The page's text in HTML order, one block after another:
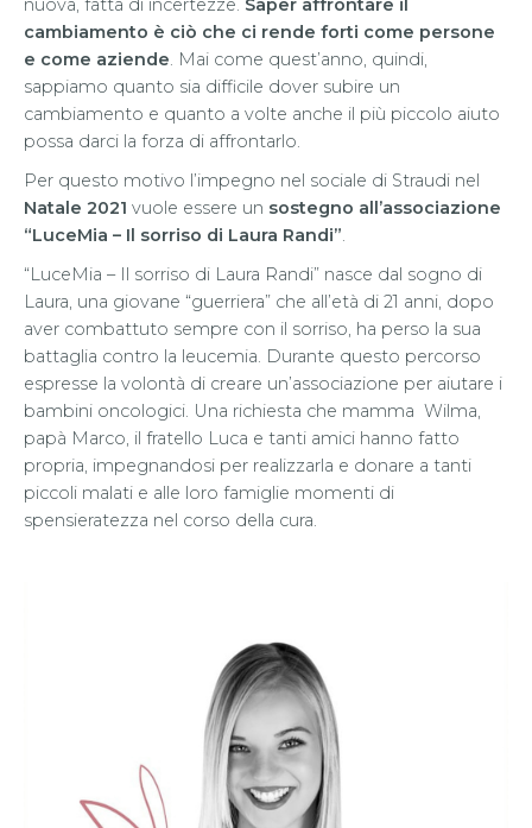
nuova, fatta di incertezze. Saper affrontare il
cambiamento è ciò che ci rende forti come persone
e come aziende. Mai come quest’anno, quindi,
sappiamo quanto sia difficile dover subire un
cambiamento e quanto a volte anche il più piccolo aiuto
possa darci la forza di affrontarlo.
Per questo motivo l’impegno nel sociale di Straudi nel
Natale 2021 vuole essere un sostegno all’associazione
“LuceMia – Il sorriso di Laura Randi”.
“LuceMia – Il sorriso di Laura Randi” nasce dal sogno di
Laura, una giovane “guerriera” che all’età di 21 anni, dopo
aver combattuto sempre con il sorriso, ha perso la sua
battaglia contro la leucemia. Durante questo percorso
espresse la volontà di creare un’associazione per aiutare i
bambini oncologici. Una richiesta che mamma Wilma,
papà Marco, il fratello Luca e tanti amici hanno fatto
propria, impegnandosi per realizzarla e donare a tanti
piccoli malati e alle loro famiglie momenti di
spensieratezza nel corso della cura.